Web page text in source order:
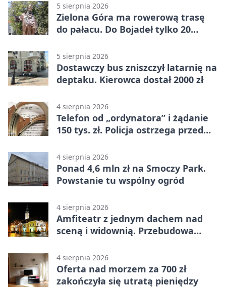
5 sierpnia 2026
Zielona Góra ma rowerową trasę
do pałacu. Do Bojadeł tylko 20
5 sierpnia 2026
Dostawczy bus zniszczył latarnię na
deptaku. Kierowca dostał 2000 zł
4 sierpnia 2026
Telefon od „ordynatora” i żądanie
150 tys. zł. Policja ostrzega przed
4 sierpnia 2026
Ponad 4,6 mln zł na Smoczy Park.
Powstanie tu wspólny ogród
4 sierpnia 2026
Amfiteatr z jednym dachem nad
sceną i widownią. Przebudowa
4 sierpnia 2026
Oferta nad morzem za 700 zł
zakończyła się utratą pieniędzy